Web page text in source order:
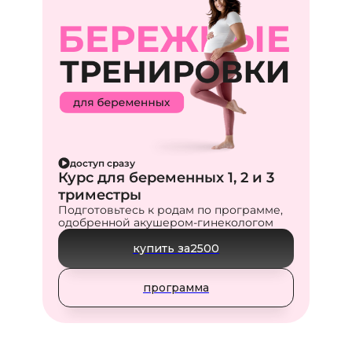
доступ сразу
Курс для беременных 1, 2 и 3
триместры
Подготовьтесь к родам по программе,
одобренной акушером-гинекологом
купить за2500
программа